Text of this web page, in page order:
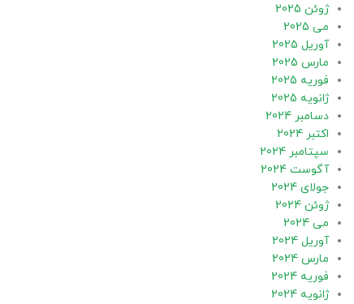
ژوئن 2025
می 2025
آوریل 2025
مارس 2025
فوریه 2025
ژانویه 2025
دسامبر 2024
اکتبر 2024
سپتامبر 2024
آگوست 2024
جولای 2024
ژوئن 2024
می 2024
آوریل 2024
مارس 2024
فوریه 2024
ژانویه 2024